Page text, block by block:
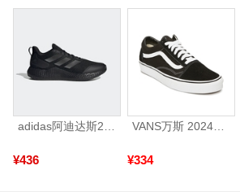
¥436 ¥334